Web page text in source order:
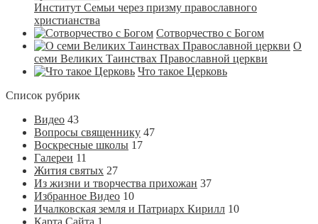
Институт Семьи через призму православного
христианства
Сотворчество с Богом
О
семи Великих Таинствах Православной церкви
Что такое Церковь
Список рубрик
Видео 43
Вопросы священнику 47
Воскресные школы 17
Галереи 11
Жития святых 27
Из жизни и творчества прихожан 37
Избранное Видео 10
Ичалковская земля и Патриарх Кирилл 10
Карта Сайта 1